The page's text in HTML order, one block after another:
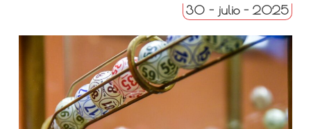
30 - julio - 2025